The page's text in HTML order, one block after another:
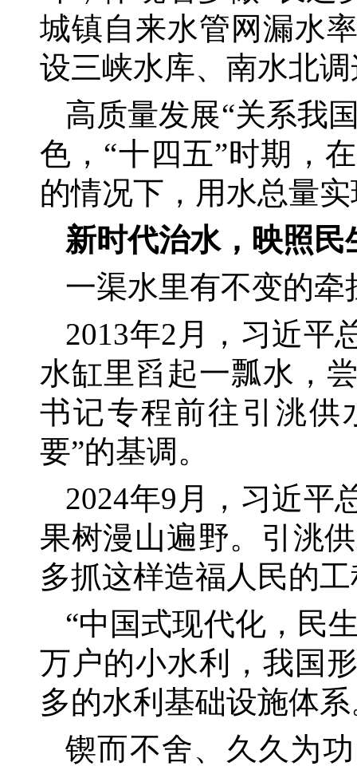
城镇自来水管网漏水
设三峡水库、南水北
高质量发展“关系我
色，“十四五”时期，
的情况下，用水总量
新时代治水，映照
一渠水里有不变的牵
2013年2月，习近平
水缸里舀起一瓢水，
书记专程前往引洮供
要”的基调。
2024年9月，习近平
果树漫山遍野。引洮
多抓这样造福人民的
“中国式现代化，民
万户的小水利，我国
多的水利基础设施体
锲而不舍、久久为